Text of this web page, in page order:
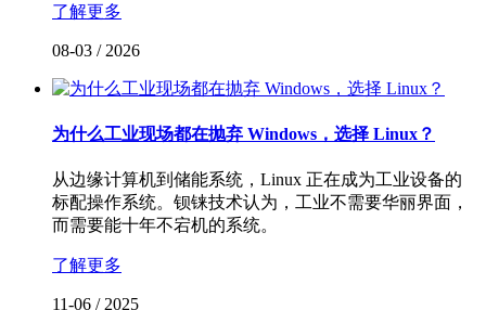
了解更多
08-03 / 2026
为什么工业现场都在抛弃 Windows，选择 Linux？
从边缘计算机到储能系统，Linux 正在成为工业设备的
标配操作系统。钡铼技术认为，工业不需要华丽界面，
而需要能十年不宕机的系统。
了解更多
11-06 / 2025